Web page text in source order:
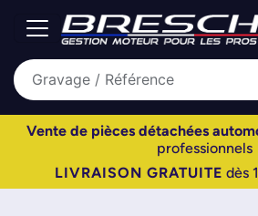
Vente de pièces détachées
professionnels
LIVRAISON GRATUITE dès